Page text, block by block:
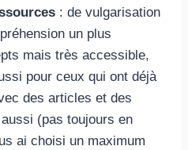
: de vulgarisation
un plus
mais très accessible,
pour ceux qui ont déjà
des articles et des
(pas toujours en
ai choisi un maximum